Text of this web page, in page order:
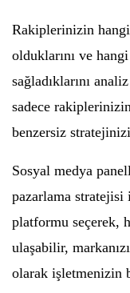
Rakiplerinizin
olduklarını ve
sağladıklarını
sadece
benzersiz
Sosyal medya
pazarlama
platformu seçerek,
ulaşabilir,
olarak işletmenizin